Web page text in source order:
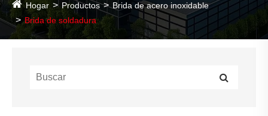
Hogar Productos
Brida de acero inoxidable
Brida de soldadura